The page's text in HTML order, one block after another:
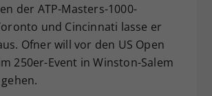
der ATP-Masters-1000-
und Cincinnati lasse er
Ofner will vor den US Open
250er-Event in Winston-Salem